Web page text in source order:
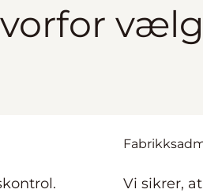
Vi sikrer,